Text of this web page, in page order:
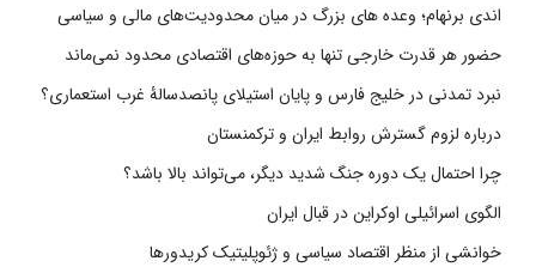
اندی برنهام؛ وعده های بزرگ در میان محدودیت‌های مالی و سیاسی
حضور هر قدرت خارجی تنها به حوزه‌های اقتصادی محدود نمی‌ماند
نبرد تمدنی در خلیج فارس و پایان استیلای پانصدسالۀ غرب استعماری؟
درباره لزوم گسترش روابط ایران و ترکمنستان
چرا احتمال یک دوره جنگ شدید دیگر، می‌تواند بالا باشد؟
الگوی اسرائیلی اوکراین در قبال ایران
خوانشی از منظر اقتصاد سیاسی و ژئوپلیتیک کریدورها